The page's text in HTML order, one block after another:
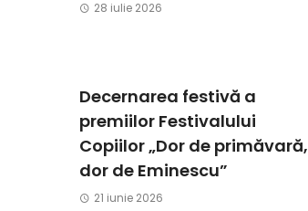
28 iulie 2026
Decernarea festivă a
premiilor Festivalului
Copiilor „Dor de primăvară,
dor de Eminescu”
21 iunie 2026